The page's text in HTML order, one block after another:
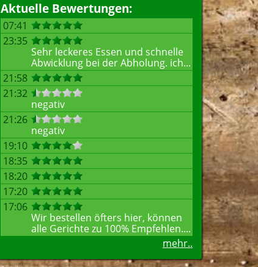
Aktuelle Bewertungen:
07:41
23:35
Sehr leckeres Essen und schnelle
Abwicklung bei der Abholung. ich...
21:58
21:32
negativ
21:26
negativ
19:10
18:35
18:20
17:20
17:06
Wir bestellen öfters hier, können
alle Gerichte zu 100% Empfehlen....
mehr..